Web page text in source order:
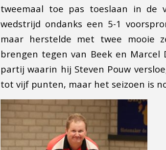
tweemaal toe pas toeslaan in de
wedstrijd ondanks een 5-1
maar herstelde met twee mooie
brengen tegen van Beek en
partij waarin hij Steven Pouw
tot vijf punten, maar het seizoen is